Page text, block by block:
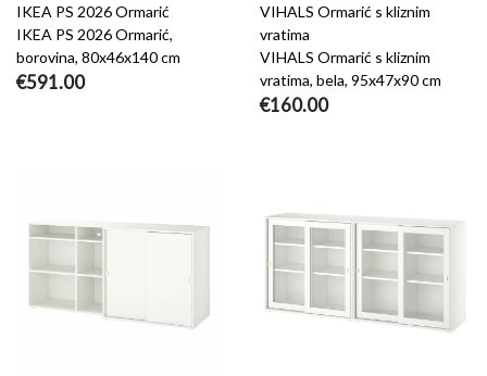
IKEA PS 2026 Ormarić
IKEA PS 2026 Ormarić,
borovina, 80x46x140 cm
€591.00
VIHALS Ormarić s kliznim
vratima
VIHALS Ormarić s kliznim
vratima, bela, 95x47x90 cm
€160.00